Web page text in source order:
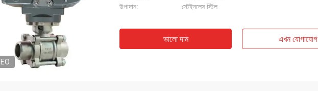
উপাদান:
স্টেইনলেস স্টিল
ভালো দাম এখন যোগাযোগ